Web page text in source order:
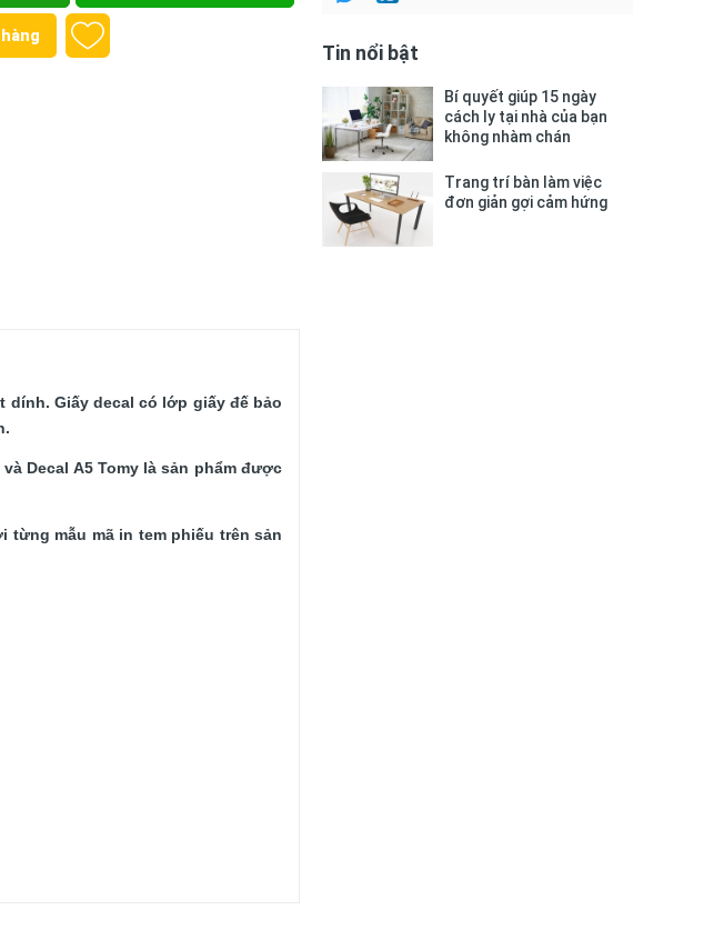
Giấy decal có lớp giấy đế bảo
Decal A5 Tomy là sản phẩm được
từng mẫu mã in tem phiếu trên sản
Tin nổi bật
Bí quyết giúp 15 ngày
cách ly tại nhà của bạn
không nhàm chán
Trang trí bàn làm việc
đơn giản gợi cảm hứng